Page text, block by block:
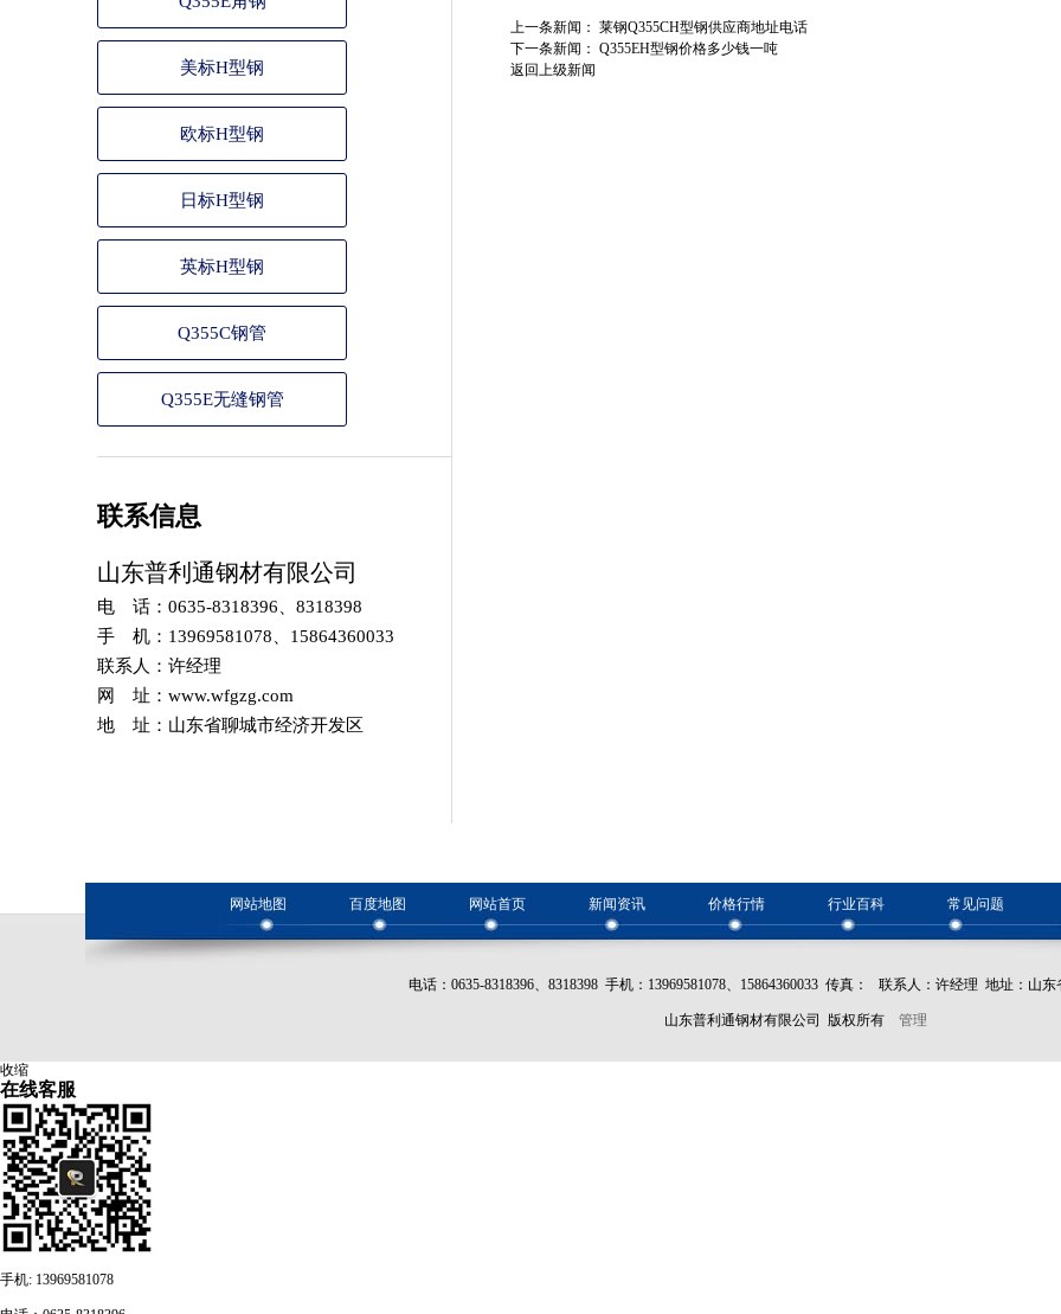
美标H型钢
欧标H型钢
日标H型钢
英标H型钢
Q355C钢管
Q355E无缝钢管
联系信息
山东普利通钢材有限公司
电 话：0635-8318396、8318398
手 机：13969581078、15864360033
联系人：许经理
网 址：www.wfgzg.com
地 址：山东省聊城市经济开发区
上一条新闻： 莱钢Q355CH型钢供应商地址电话
下一条新闻： Q355EH型钢价格多少钱一吨
返回上级新闻
网站地图 百度地图 网站首页 新闻资讯 价格行情 行业百科 常见问题
电话：0635-8318396、8318398 手机：13969581078、15864360033 传真： 联系人：许经理 地址：山
山东普利通钢材有限公司 版权所有 管理
收缩
在线客服
手机: 13969581078